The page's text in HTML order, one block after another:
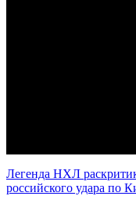
Легенда НХЛ
российского удара по